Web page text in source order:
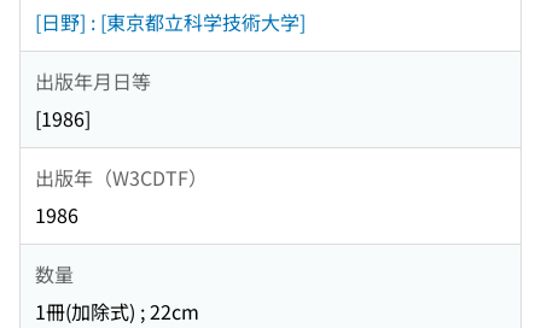
[日野] : [東京都立科学技術大学]
出版年月日等
[1986]
出版年（W3CDTF）
1986
数量
1冊(加除式) ; 22cm